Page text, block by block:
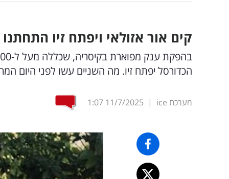
קים אור אזולאי ויפתח זיו
הכדורסל יפתח זיו. מה השניים עשו לפני היום
מערכת ice |
11/7/2025
1:07